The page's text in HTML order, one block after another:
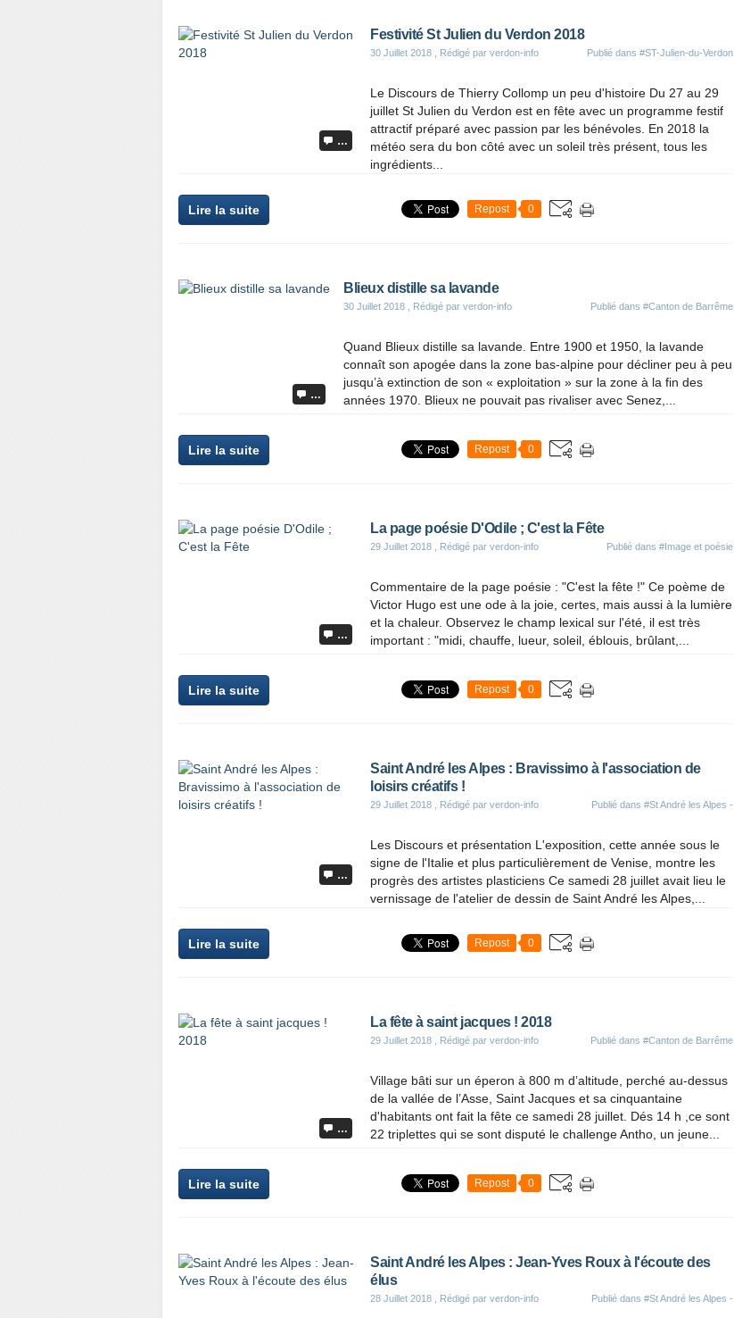
…
Festivité St Julien du Verdon 2018
30 Juillet 2018 , Rédigé par verdon-info Publié dans #ST-Julien-du-Verdon
Le Discours de Thierry Collomp un peu d'histoire Du 27 au 29
juillet St Julien du Verdon est en fête avec un programme festif
attractif préparé avec passion par les bénévoles. En 2018 la
météo sera du bon côté avec un soleil très présent, tous les
ingrédients...
Lire la suite Repost 0
…
Blieux distille sa lavande
30 Juillet 2018 , Rédigé par verdon-info Publié dans #Canton de Barrême
Quand Blieux distille sa lavande. Entre 1900 et 1950, la lavande
connaît son apogée dans la zone bas-alpine pour décliner peu à peu
jusqu’à extinction de son « exploitation » sur la zone à la fin des
années 1970. Blieux ne pouvait pas rivaliser avec Senez,...
Lire la suite Repost 0
…
La page poésie D'Odile ; C'est la Fête
29 Juillet 2018 , Rédigé par verdon-info Publié dans #Image et poésie
Commentaire de la page poésie : "C'est la fête !" Ce poème de
Victor Hugo est une ode à la joie, certes, mais aussi à la lumière
et la chaleur. Observez le champ lexical sur l'été, il est très
important : "midi, chauffe, lueur, soleil, éblouis, brûlant,...
Lire la suite Repost 0
…
Saint André les Alpes : Bravissimo à l'association de
loisirs créatifs !
29 Juillet 2018 , Rédigé par verdon-info Publié dans #St André les Alpes -
Les Discours et présentation L'exposition, cette année sous le
signe de l'Italie et plus particulièrement de Venise, montre les
progrès des artistes plasticiens Ce samedi 28 juillet avait lieu le
vernissage de l'atelier de dessin de Saint André les Alpes,...
Lire la suite Repost 0
…
La fête à saint jacques ! 2018
29 Juillet 2018 , Rédigé par verdon-info Publié dans #Canton de Barrême
Village bâti sur un éperon à 800 m d’altitude, perché au-dessus
de la vallée de l’Asse, Saint Jacques et sa cinquantaine
d'habitants ont fait la fête ce samedi 28 juillet. Dés 14 h ,ce sont
22 triplettes qui se sont disputé le challenge Antho, un jeune...
Lire la suite Repost 0
Saint André les Alpes : Jean-Yves Roux à l'écoute des
élus
28 Juillet 2018 , Rédigé par verdon-info Publié dans #St André les Alpes -